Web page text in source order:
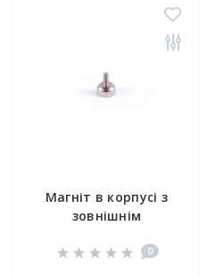
Магніт в корпусі з
зовнішнім
0